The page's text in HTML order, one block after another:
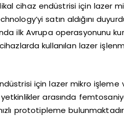
cihaz endüstrisi için lazer
satın aldığını
ilk Avrupa operasyonunu
kullanılan lazer
için lazer mikro işleme
yetkinlikler arasında
prototipleme